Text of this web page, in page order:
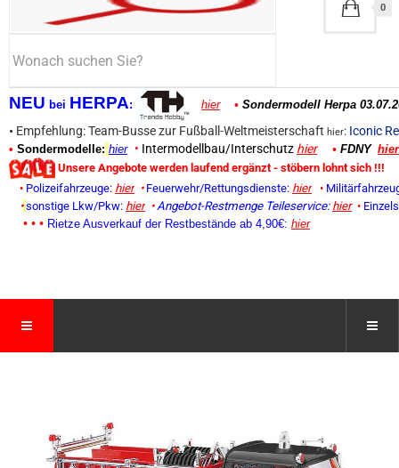
NEU bei HERPA: hier • Sondermodell Herpa
• Empfehlung: Team-Busse zur Fußball-Weltmeisterschaft hier: Iconic
• Sondermodelle: hier • Intermodellbau/Interschutz hier • FDNY hier
Unsere Angebote werden laufend ergänzt - stöbern lohnt sich !!!
• Polizeifahrzeuge: hier • Feuerwehr/Rettungsdienste: hier •
• sonstige Lkw/Pkw: hier • Angebot-Restmenge Teileservice: hier •
• • • Rietze Ausverkauf der Restbestände ab 4,90€: hier
0